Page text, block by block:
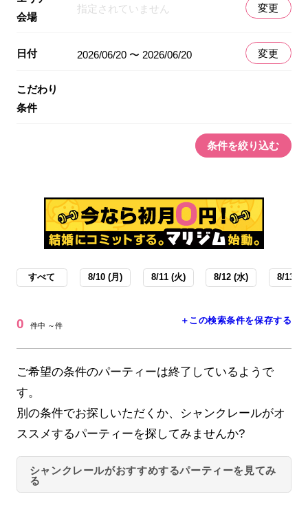
会場
指定されていません 変更
日付 2026/06/20 〜 2026/06/20 変更
こだわり
条件
条件を絞り込む
すべて 8/10 (月) 8/11 (火) 8/12 (水) 8/13 (
0 件中 ～件 ＋この検索条件を保存する
ご希望の条件のパーティーは終了しているようで
す。
別の条件でお探しいただくか、シャンクレールがオ
ススメするパーティーを探してみませんか?
シャンクレールがおすすめするパーティーを見てみ
る